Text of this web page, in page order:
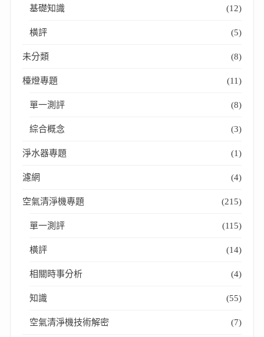
基礎知識 (12)
橫評 (5)
未分類 (8)
檯燈專題 (11)
單一測評 (8)
綜合概念 (3)
淨水器專題 (1)
濾網 (4)
空氣清淨機專題 (215)
單一測評 (115)
橫評 (14)
相關時事分析 (4)
知識 (55)
空氣清淨機技術解密 (7)